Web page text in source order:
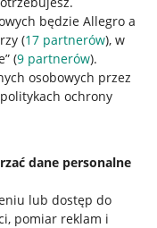
będzie Allegro a
(17 partnerów), w
(9 partnerów).
osobowych przez
ochrony
dane personalne
lub dostęp do
pomiar reklam i